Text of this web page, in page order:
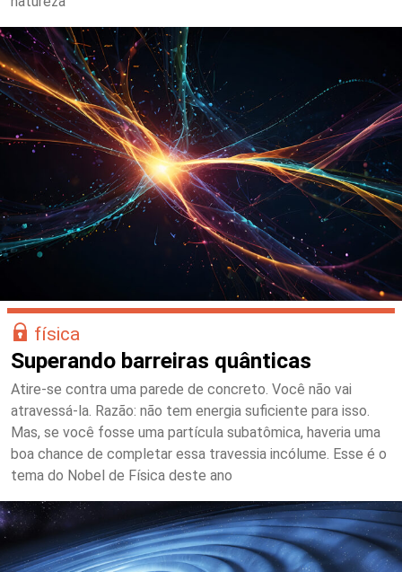
física
Superando barreiras quânticas
Atire-se contra uma parede de concreto. Você não vai
atravessá-la. Razão: não tem energia suficiente para isso.
Mas, se você fosse uma partícula subatômica, haveria uma
boa chance de completar essa travessia incólume. Esse é o
tema do Nobel de Física deste ano